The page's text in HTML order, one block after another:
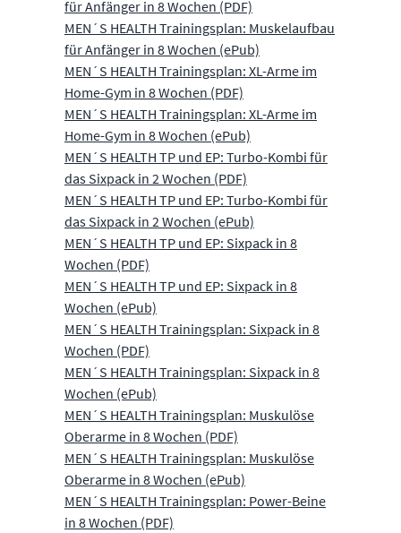
für Anfänger in 8 Wochen (PDF)
MEN´S HEALTH Trainingsplan: Muskelaufbau
für Anfänger in 8 Wochen (ePub)
MEN´S HEALTH Trainingsplan: XL-Arme im
Home-Gym in 8 Wochen (PDF)
MEN´S HEALTH Trainingsplan: XL-Arme im
Home-Gym in 8 Wochen (ePub)
MEN´S HEALTH TP und EP: Turbo-Kombi für
das Sixpack in 2 Wochen (PDF)
MEN´S HEALTH TP und EP: Turbo-Kombi für
das Sixpack in 2 Wochen (ePub)
MEN´S HEALTH TP und EP: Sixpack in 8
Wochen (PDF)
MEN´S HEALTH TP und EP: Sixpack in 8
Wochen (ePub)
MEN´S HEALTH Trainingsplan: Sixpack in 8
Wochen (PDF)
MEN´S HEALTH Trainingsplan: Sixpack in 8
Wochen (ePub)
MEN´S HEALTH Trainingsplan: Muskulöse
Oberarme in 8 Wochen (PDF)
MEN´S HEALTH Trainingsplan: Muskulöse
Oberarme in 8 Wochen (ePub)
MEN´S HEALTH Trainingsplan: Power-Beine
in 8 Wochen (PDF)